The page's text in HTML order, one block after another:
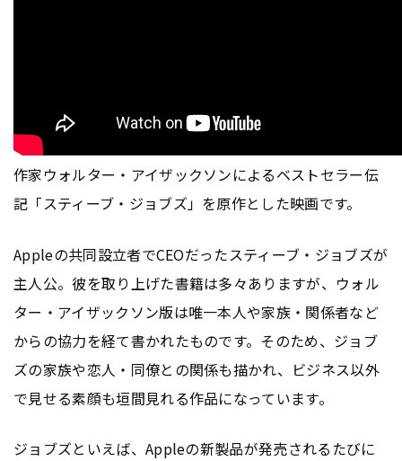
作家ウォルター・アイザックソンによるベストセラー伝
記「スティーブ・ジョブズ」を原作とした映画です。
Appleの共同設立者でCEOだったスティーブ・ジョブズが
主人公。彼を取り上げた書籍は多々ありますが、ウォル
ター・アイザックソン版は唯一本人や家族・関係者など
からの協力を経て書かれたものです。そのため、ジョブ
ズの家族や恋人・同僚との関係も描かれ、ビジネス以外
で見せる素顔も垣間見れる作品になっています。
ジョブズといえば、Appleの新製品が発売されるたびに